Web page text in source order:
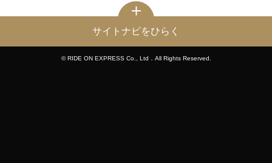
サイトナビをひらく
© RIDE ON EXPRESS Co., Ltd．All Rights Reserved.